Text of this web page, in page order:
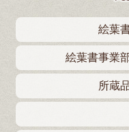
絵葉
絵葉書事業
所蔵